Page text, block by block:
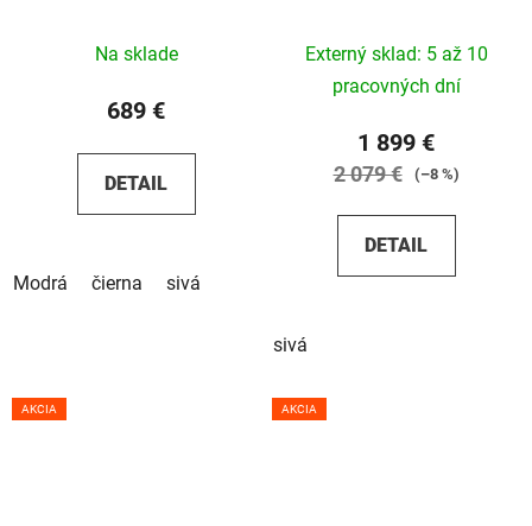
Na sklade
689 €
DETAIL
Modrá čierna sivá
Externý sklad: 5 až 10
pracovných dní
1 899 €
2 079 € (–8 %)
DETAIL
sivá
AKCIA AKCIA